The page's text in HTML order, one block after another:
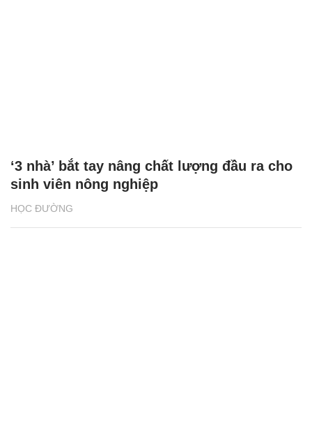
HỌC ĐƯỜNG
‘3 nhà’ bắt tay nâng chất lượng đầu ra cho
sinh viên nông nghiệp